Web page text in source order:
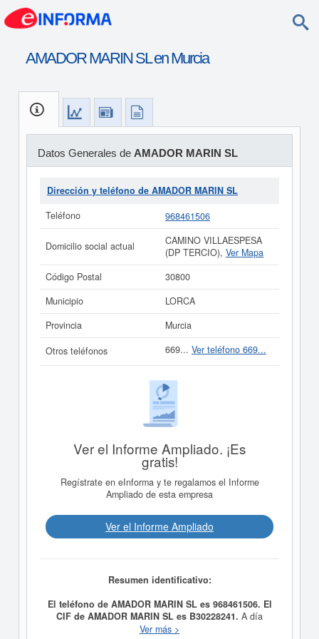
AMADOR MARIN SL en Murcia
Datos Generales de AMADOR MARIN SL
Dirección y teléfono de AMADOR MARIN SL
Teléfono
968461506
Domicilio social actual
CAMINO VILLAESPESA
(DP TERCIO), Ver Mapa
Código Postal
30800
Municipio
LORCA
Provincia
Murcia
Otros teléfonos
669... Ver teléfono 669...
Ver el Informe Ampliado. ¡Es
gratis!
Regístrate en eInforma y te regalamos el Informe
Ampliado de esta empresa
Ver el Informe Ampliado
Resumen identificativo:
El teléfono de AMADOR MARIN SL es 968461506. El
CIF de AMADOR MARIN SL es B30228241. A día
24/01/1990, la empresaAMADOR MARIN SL
Ver más >